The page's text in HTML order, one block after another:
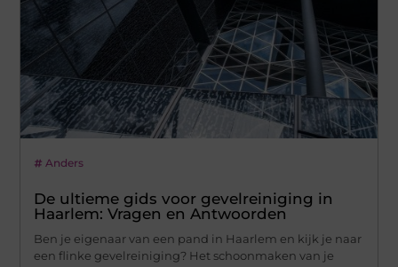
Anders
De ultieme gids voor gevelreiniging in
Haarlem: Vragen en Antwoorden
Ben je eigenaar van een pand in Haarlem en kijk je naar
een flinke gevelreiniging? Het schoonmaken van je